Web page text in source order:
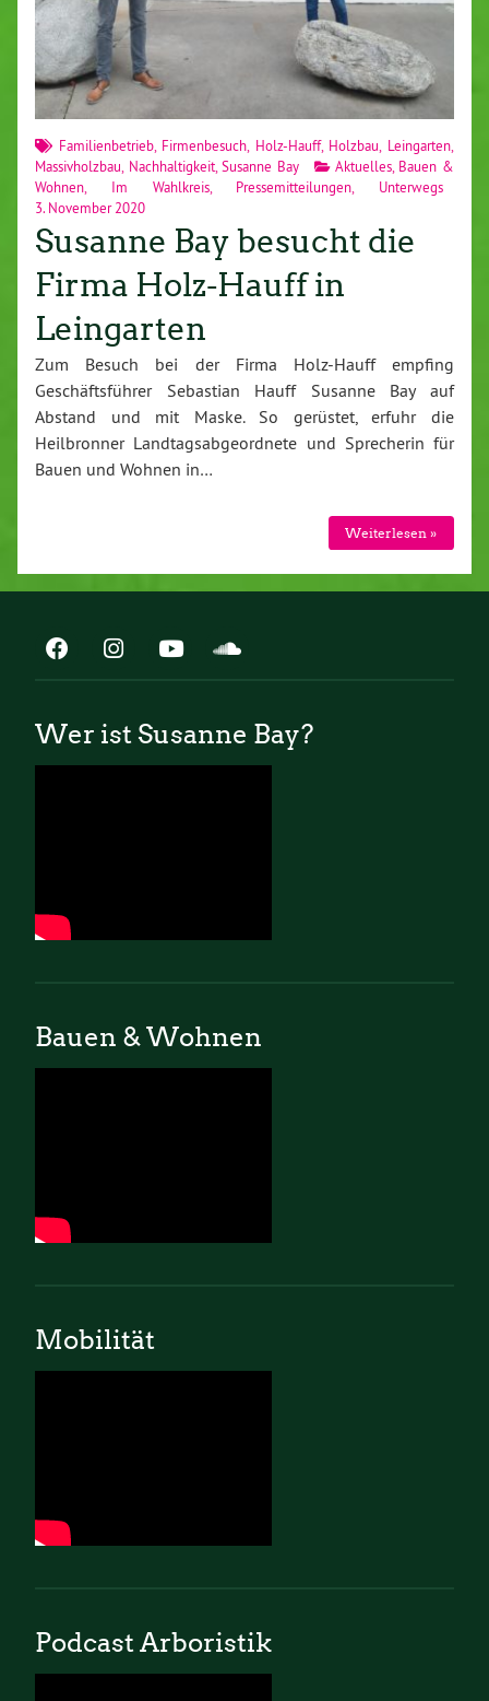
Familienbetrieb, Firmenbesuch Holz-Hauff, Holzbau Leingarten
Massivholzbau Nachhaltigkeit,Susanne Bay Aktuelles, Bauen &
Wohnen
Im Wahlkreis, Pressemitteilungen
Unterwegs
3. November 2020
Susanne Bay besucht die
Firma Holz-Hauff in
Leingarten
Zum Besuch bei der Firma Holz-Hauff empfing
Geschäftsführer Sebastian Hauff Susanne Bay auf
Abstand und mit Maske. So gerüstet, erfuhr die
Heilbronner Landtagsabgeordnete und Sprecherin für
Bauen und Wohnen in…
Weiterlesen »
Wer ist Susanne Bay?
Bauen & Wohnen
Mobilität
Podcast Arboristik